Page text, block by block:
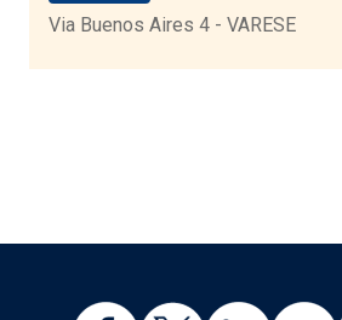
Via Buenos Aires 4 - VARESE